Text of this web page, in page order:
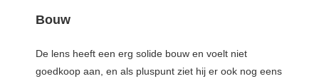
Bouw
De lens heeft een erg solide bouw en voelt niet
goedkoop aan, en als pluspunt ziet hij er ook nog eens